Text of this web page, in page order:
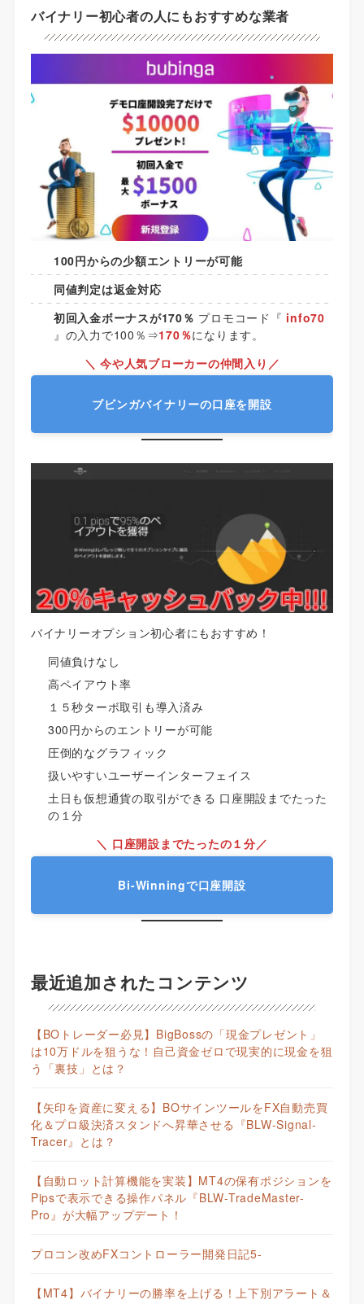
バイナリー初心者の人にもおすすめな業者
100円からの少額エントリーが可能
同値判定は返金対応
初回入金ボーナスが170％ プロモコード『 info70
』の入力で100％⇒170％になります。
＼ 今や人気ブローカーの仲間入り／
ブビンガバイナリーの口座を開設
バイナリーオプション初心者にもおすすめ！
同値負けなし
高ペイアウト率
１５秒ターボ取引も導入済み
300円からのエントリーが可能
圧倒的なグラフィック
扱いやすいユーザーインターフェイス
土日も仮想通貨の取引ができる 口座開設までたった
の１分
＼ 口座開設までたったの１分／
Bi-Winningで口座開設
最近追加されたコンテンツ
【BOトレーダー必見】BigBossの「現金プレゼント」
は10万ドルを狙うな！自己資金ゼロで現実的に現金を狙
う「裏技」とは？
【矢印を資産に変える】BOサインツールをFX自動売買
化＆プロ級決済スタンドへ昇華させる『BLW-Signal-
Tracer』とは？
【自動ロット計算機能を実装】MT4の保有ポジションを
Pipsで表示できる操作パネル『BLW-TradeMaster-
Pro』が大幅アップデート！
プロコン改めFXコントローラー開発日記5-
【MT4】バイナリーの勝率を上げる！上下別アラート＆